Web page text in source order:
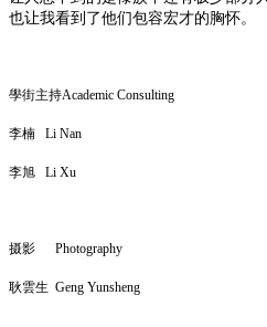
也让我看到了他们包容宏才的胸怀。
學街主持Academic Consulting
李楠 Li Nan
李旭 Li Xu
摄影 Photography
耿雲生 Geng Yunsheng